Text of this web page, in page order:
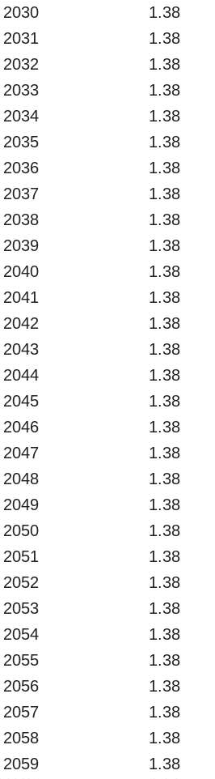
2030
1.38
2031
1.38
2032
1.38
2033
1.38
2034
1.38
2035
1.38
2036
1.38
2037
1.38
2038
1.38
2039
1.38
2040
1.38
2041
1.38
2042
1.38
2043
1.38
2044
1.38
2045
1.38
2046
1.38
2047
1.38
2048
1.38
2049
1.38
2050
1.38
2051
1.38
2052
1.38
2053
1.38
2054
1.38
2055
1.38
2056
1.38
2057
1.38
2058
1.38
2059
1.38